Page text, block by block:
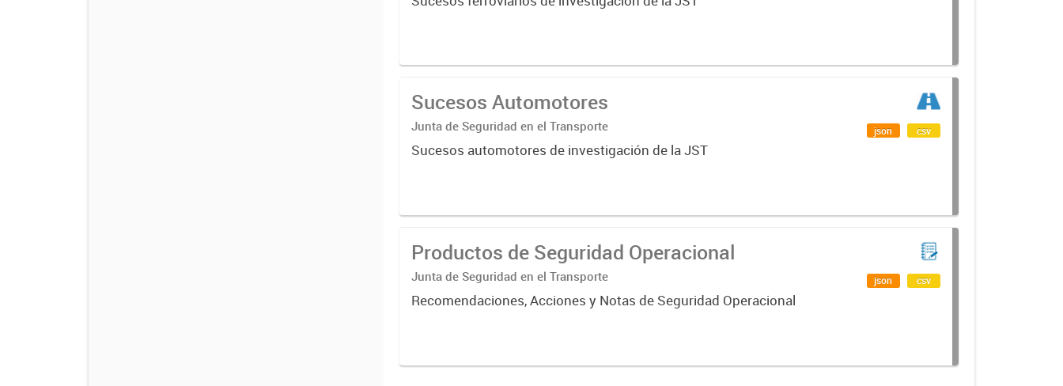
Sucesos Automotores
Junta de Seguridad en el Transporte
Sucesos automotores de investigación de la JST
json csv
Productos de Seguridad Operacional
Junta de Seguridad en el Transporte
Recomendaciones, Acciones y Notas de Seguridad Operacional
json csv